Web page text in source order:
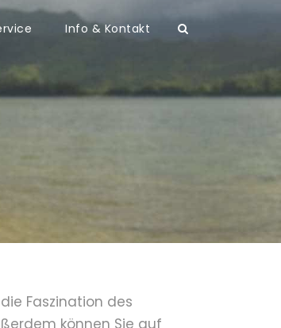
Info & Kontakt
Faszination des
können Sie auf